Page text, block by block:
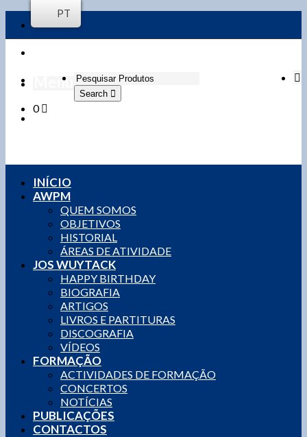
Menu
Search
0
INÍCIO
AWPM
QUEM SOMOS
OBJETIVOS
HISTORIAL
ÁREAS DE ATIVIDADE
JOS WUYTACK
HAPPY BIRTHDAY
BIOGRAFIA
ARTIGOS
LIVROS E PARTITURAS
DISCOGRAFIA
VÍDEOS
FORMAÇÃO
ACTIVIDADES DE FORMAÇÃO
CONCERTOS
NOTÍCIAS
PUBLICAÇÕES
CONTACTOS
PT